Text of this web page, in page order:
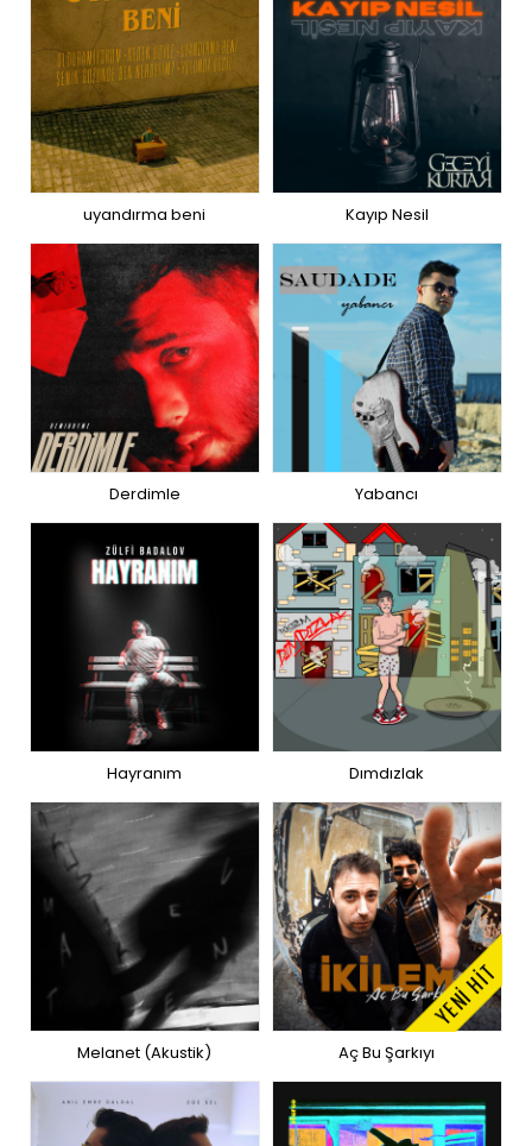
uyandırma beni Kayıp Nesil
Derdimle Yabancı
Hayranım Dımdızlak
Melanet (Akustik)
YENİ HİT
Aç Bu Şarkıyı